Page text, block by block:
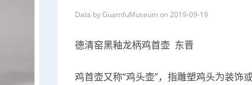
Data by GuamfuMuseum on 2019-09-19
德清窑黑釉龙柄鸡首壶 东晋
鸡首壶又称“鸡头壶”，指雕塑鸡头为装饰